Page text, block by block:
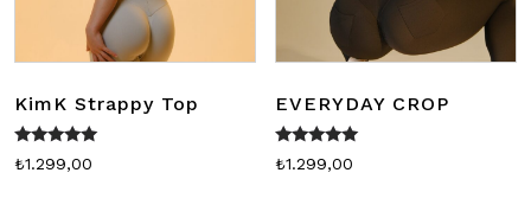
KimK Strappy Top
5 üzerinden
5.00
₺1.299,00
EVERYDAY CROP
5 üzerinden
5.00
₺1.299,00